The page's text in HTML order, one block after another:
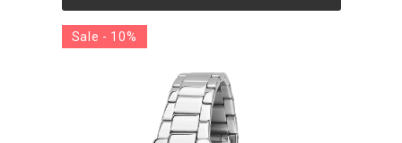
Sale - 10%